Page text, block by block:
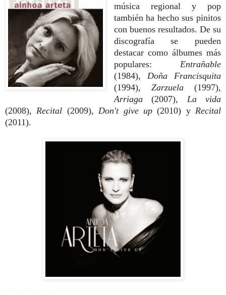
música regional y pop
también ha hecho sus pinitos
con buenos resultados. De su
discografía se pueden
destacar como álbumes más
populares: Entrañable
(1984), Doña Francisquita
(1994), Zarzuela(1997),
Arriaga(2007), La vida
(2008), Recital (2009), Don't give up(2010) y Recital
(2011).